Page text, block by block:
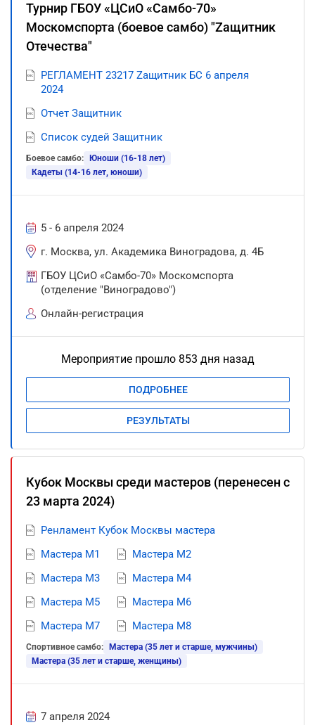
Турнир ГБОУ «ЦСиО «Самбо-70»
Москомспорта (боевое самбо) "Zащитник
Отечества"
РЕГЛАМЕНТ 23217 Zащитник БС 6 апреля
2024
Отчет Защитник
Список судей Защитник
Боевое самбо:
Юноши (16-18 лет)
Кадеты (14-16 лет, юноши)
5 - 6 апреля 2024
г. Москва, ул. Академика Виноградова, д. 4Б
ГБОУ ЦСиО «Самбо-70» Москомспорта
(отделение "Виноградово")
Онлайн-регистрация
Мероприятие прошло 853 дня назад
ПОДРОБНЕЕ
РЕЗУЛЬТАТЫ
Кубок Москвы среди мастеров (перенесен c
23 марта 2024)
Ренламент Кубок Москвы мастера
Мастера М1
Мастера М2
Мастера М3
Мастера М4
Мастера М5
Мастера М6
Мастера М7
Мастера М8
Спортивное самбо:
Мастера (35 лет и старше, мужчины)
Мастера (35 лет и старше, женщины)
7 апреля 2024